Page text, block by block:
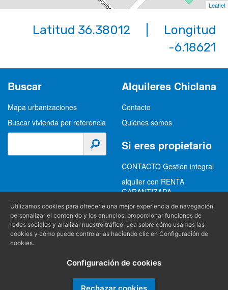
Leaflet
Latitud 36.38012 | Longitud
-6.18621
Buscar
Mapa urbanizaciones
Buscar vivienda por referencia
Alquileres Chiclana
Contacto
Quiénes somos
Si eres propietario
CONTACTO Gestión integral
alquiler con RENTA
GARANTIZADA
GESTION INTEGRAL
ALQUILER
Información
Política de privacidad
(+34) 956 489 403
info@alquilereschiclana.com
Utilizamos cookies para ofrecerle una mejor experiencia de navegación,
personalizar el contenido y los anuncios, proporcionar funciones de
redes sociales y analizar nuestro tráfico. Lea sobre cómo usamos las
cookies y cómo puede controlarlas haciendo clic en Configuración de
cookies.
Configuración de cookies